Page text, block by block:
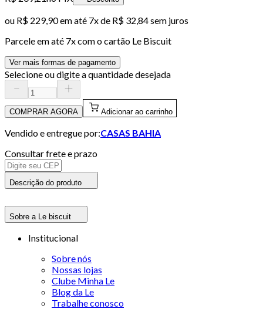
ou R$ 229,90em até 7x de R$ 32,84 sem juros
Parcele em até 7x com o cartão Le Biscuit
Ver mais formas de pagamento
Selecione ou digite a quantidade desejada
COMPRAR AGORA Adicionar ao carrinho
Vendido e entregue por:CASAS BAHIA
Consultar frete e prazo
Descrição do produto
Sobre a Le biscuit
Institucional
Sobre nós
Nossas lojas
Clube Minha Le
Blog da Le
Trabalhe conosco